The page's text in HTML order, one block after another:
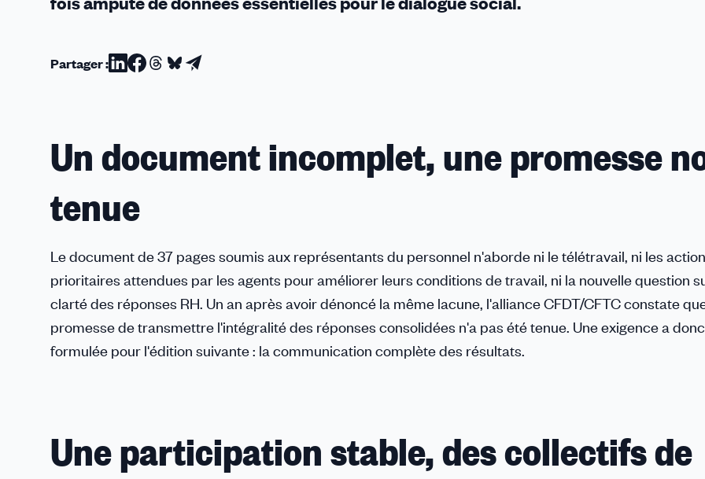
Partager :Partager
Partager
Partager
Partager
Partager
Un document incomplet, une promesse
tenue
Le document de 37 pages soumis aux représentants du personnel n'aborde ni le télétravail, ni les
prioritaires attendues par les agents pour améliorer leurs conditions de travail, ni la nouvelle question
clarté des réponses RH. Un an après avoir dénoncé la même lacune, l'alliance CFDT/CFTC constate
promesse de transmettre l'intégralité des réponses consolidées n'a pas été tenue. Une exigence a
formulée pour l'édition suivante : la communication complète des résultats.
Une participation stable, des collectifs de